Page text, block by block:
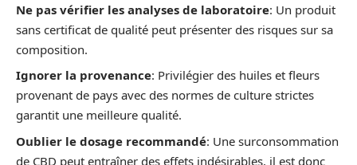
Ne pas vérifier les analyses de laboratoire: Un produit
sans certificat de qualité peut présenter des risques sur sa
composition.
Ignorer la provenance: Privilégier des huiles et fleurs
provenant de pays avec des normes de culture strictes
garantit une meilleure qualité.
Oublier le dosage recommandé: Une surconsommation
de CBD peut entraîner des effets indésirables, il est donc